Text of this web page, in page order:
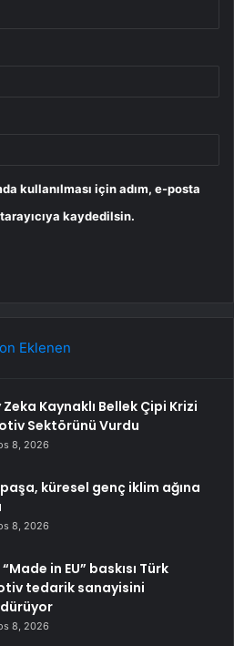
kullanılması için adım, e-posta
kaydedilsin.
Eklenen
Kaynaklı Bellek Çipi Krizi
Sektörünü Vurdu
8, 2026
küresel genç iklim ağına
8, 2026
“Made in EU” baskısı Türk
tedarik sanayisini
8, 2026